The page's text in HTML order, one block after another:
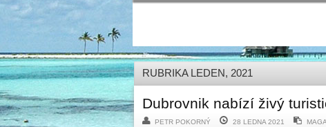
RUBRIKA LEDEN, 2021
Dubrovnik nabízí živý
PETR POKORNÝ 28 LEDNA 2021